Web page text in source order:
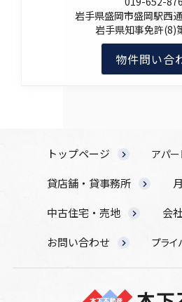
岩手県盛岡市盛岡駅西
岩手県知事免許(8)
物件問い合
トップページ アパー
貸店舗・貸事務所
中古住宅・売地
会
お問い合わせ
プライ